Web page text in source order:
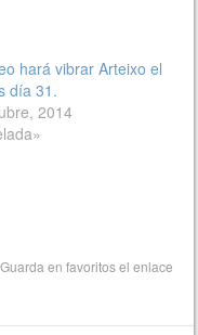
hará vibrar Arteixo el
día 31.
2014
. Guarda en favoritos elenlace